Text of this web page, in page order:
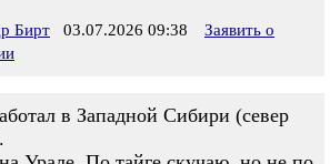
Бирт 03.07.2026 09:38
Заявить о
в Западной Сибири (север